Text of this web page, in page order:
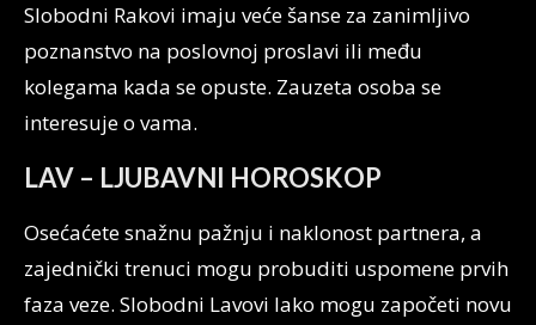
Slobodni Rakovi imaju veće šanse za zanimljivo
poznanstvo na poslovnoj proslavi ili među
kolegama kada se opuste. Zauzeta osoba se
interesuje o vama.
LAV – LJUBAVNI HOROSKOP
Osećaćete snažnu pažnju i naklonost partnera, a
zajednički trenuci mogu probuditi uspomene prvih
faza veze. Slobodni Lavovi lako mogu započeti novu